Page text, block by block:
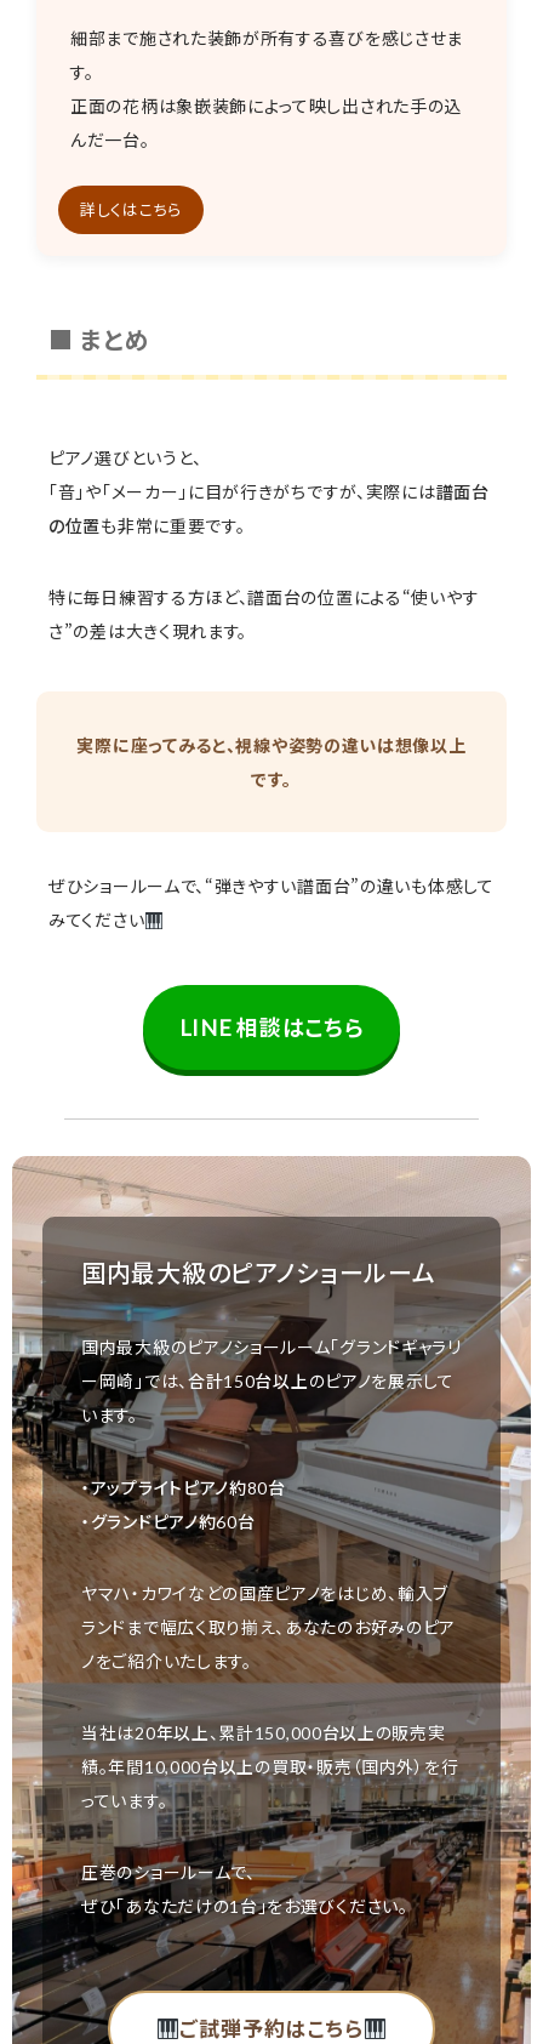
細部まで施された装飾が所有する喜びを感じさせま
す。
正面の花柄は象嵌装飾によって映し出された手の込
んだ一台。
詳しくはこちら
■ まとめ
ピアノ選びというと、
「音」や「メーカー」に目が行きがちですが、実際には譜面台
の位置も非常に重要です。
特に毎日練習する方ほど、譜面台の位置による“使いやす
さ”の差は大きく現れます。
実際に座ってみると、視線や姿勢の違いは想像以上
です。
ぜひショールームで、“弾きやすい譜面台”の違いも体感して
みてください
LINE 相談はこちら
国内最大級のピアノショールーム
国内最大級のピアノショールーム「グランドギャラリ
ー岡崎」では、合計150台以上のピアノを展示して
います。
・アップライトピアノ約80台
・グランドピアノ約60台
ヤマハ・カワイなどの国産ピアノをはじめ、輸入ブ
ランドまで幅広く取り揃え、あなたのお好みのピア
ノをご紹介いたします。
当社は20年以上、累計150,000台以上の販売実
績。年間10,000台以上の買取・販売（国内外）を行
っています。
圧巻のショールームで、
ぜひ「あなただけの1台」をお選びください。
ご試弾予約はこちら